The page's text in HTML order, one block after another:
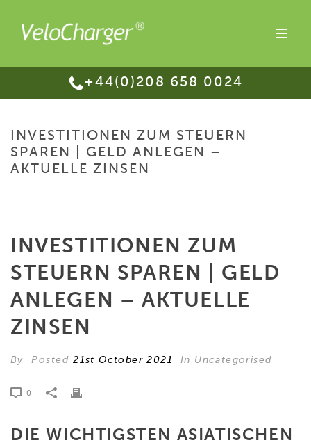
+44(0)208 658 0024
INVESTITIONEN ZUM STEUERN
SPAREN | GELD ANLEGEN –
AKTUELLE ZINSEN
INVESTITIONEN ZUM
STEUERN SPAREN | GELD
ANLEGEN – AKTUELLE
ZINSEN
By Posted21st October 2021 In Uncategorised
0
DIE WICHTIGSTEN ASIATISCHEN